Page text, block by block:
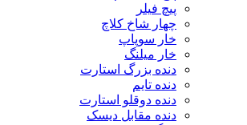
پیچ فیلر
چهار شاخ کلاچ
خار سوپاپ
خار میلنگ
دنده بزرگ استارت
دنده تایم
دنده دوقلو استارت
دنده مقابل دیسک